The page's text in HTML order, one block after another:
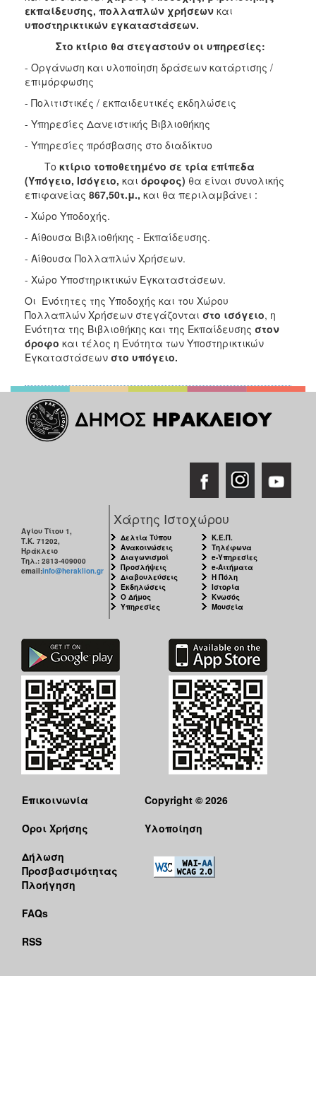
εκπαίδευσης, πολλαπλών χρήσεων και
υποστηρικτικών εγκαταστάσεων.
Στο κτίριο θα στεγαστούν οι υπηρεσίες:
- Οργάνωση και υλοποίηση δράσεων κατάρτισης /
επιμόρφωσης
- Πολιτιστικές / εκπαιδευτικές εκδηλώσεις
- Υπηρεσίες Δανειστικής Βιβλιοθήκης
- Υπηρεσίες πρόσβασης στο διαδίκτυο
Το κτίριο τοποθετημένο σε τρία επίπεδα
(Υπόγειο, Ισόγειο, και όροφος) θα είναι συνολικής
επιφανείας 867,50τ.μ., και θα περιλαμβάνει :
- Χώρο Υποδοχής.
- Αίθουσα Βιβλιοθήκης - Εκπαίδευσης.
- Αίθουσα Πολλαπλών Χρήσεων.
- Χώρο Υποστηρικτικών Εγκαταστάσεων.
Οι Ενότητες της Υποδοχής και του Χώρου
Πολλαπλών Χρήσεων στεγάζονται στο ισόγειο, η
Ενότητα της Βιβλιοθήκης και της Εκπαίδευσης στον
όροφο και τέλος η Ενότητα των Υποστηρικτικών
Εγκαταστάσεων στο υπόγειο.
Αγίου Τίτου 1,
Τ.Κ. 71202,
Ηράκλειο
Τηλ.: 2813-409000
email:info@heraklion.gr
Χάρτης Ιστοχώρου
Δελτία Τύπου
Ανακοινώσεις
Διαγωνισμοί
Προσλήψεις
Διαβουλεύσεις
Εκδηλώσεις
Ο Δήμος
Υπηρεσίες
Κ.Ε.Π.
Τηλέφωνα
e-Υπηρεσίες
e-Αιτήματα
Η Πόλη
Ιστορία
Κνωσός
Μουσεία
Επικοινωνία
Όροι Χρήσης
Δήλωση
Προσβασιμότητας
Πλοήγηση
FAQs
RSS
Copyright © 2026
Υλοποίηση